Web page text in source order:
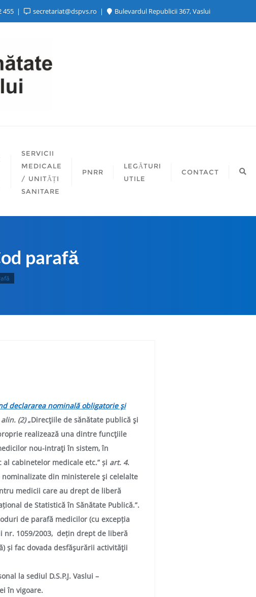
455 secretariat@dspvs.ro Bulevardul Republicii 367, Vaslui
SERVICII
MEDICALE
/ UNITĂȚI
SANITARE
PNRR
LEGĂTURI
UTILE
CONTACT
parafă
declararea nominală obligatorie şi
(2)„Direcţiile de sănătate publicăşi
realizează una dintre funcţiile
nou-intraţi în sistem, în
cabinetelor medicale etc.” și art. 4.
din ministerele şi celelalte
medicii care au drept de liberă
de Statistică în Sănătate Publică.”.
de parafă medicilor (cu excepția
nr. 1059/2003, dețin drept de liberă
și fac dovada desfăşurării activităţii
la sediul D.S.P.J. Vaslui –
în vigoare.